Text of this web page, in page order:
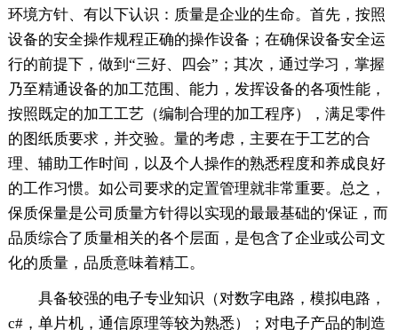
环境方针、有以下认识：质量是企业的生命。首先，按照
设备的安全操作规程正确的操作设备；在确保设备安全运
行的前提下，做到“三好、四会”；其次，通过学习，掌握
乃至精通设备的加工范围、能力，发挥设备的各项性能，
按照既定的加工工艺（编制合理的加工程序），满足零件
的图纸质要求，并交验。量的考虑，主要在于工艺的合
理、辅助工作时间，以及个人操作的熟悉程度和养成良好
的工作习惯。如公司要求的定置管理就非常重要。总之，
保质保量是公司质量方针得以实现的最最基础的'保证，而
品质综合了质量相关的各个层面，是包含了企业或公司文
化的质量，品质意味着精工。
具备较强的电子专业知识（对数字电路，模拟电路，
c#，单片机，通信原理等较为熟悉）；对电子产品的制造